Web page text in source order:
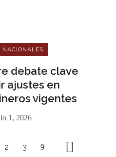
NACIONALES
debate clave
ajustes en
vigentes
1, 2026
2 3